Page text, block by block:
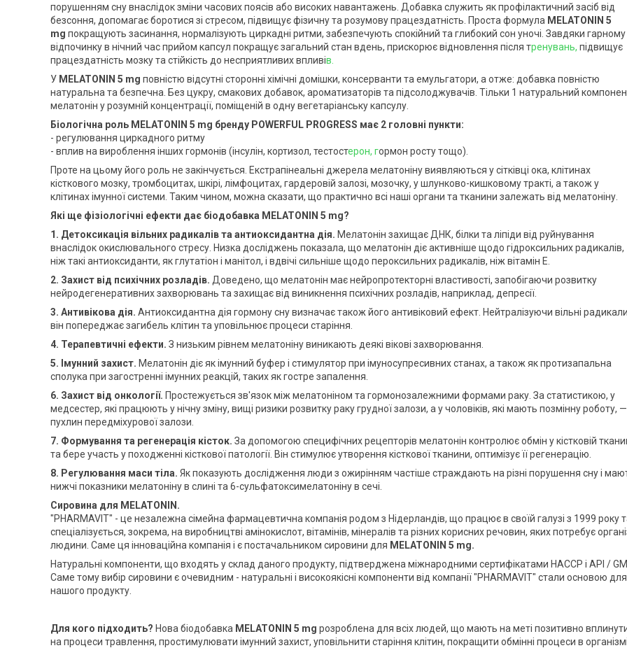
порушенням сну внаслідок зміни часових поясів або високих навантажень. Добавка служить як профілактичний засіб від
безсоння, допомагає боротися зі стресом, підвищує фізичну та розумову працездатність. Проста формула MELATONIN 5
mg покращують засинання, нормалізують циркадні ритми, забезпечують спокійний та глибокий сон уночі. Завдяки гарному
відпочинку в нічний час прийом капсул покращує загальний стан вдень, прискорює відновлення після тренувань, підвищує
працездатність мозку та стійкість до несприятливих впливів.
У MELATONIN 5 mg повністю відсутні сторонні хімічні домішки, консерванти та емульгатори, а отже: добавка повністю
натуральна та безпечна. Без цукру, смакових добавок, ароматизаторів та підсолоджувачів. Тільки 1 натуральний
мелатонін у розумній концентрації, поміщеній в одну вегетаріанську капсулу.
Біологічна роль MELATONIN 5 mg бренду POWERFUL PROGRESS має 2 головні пункти:
- регулювання циркадного ритму
- вплив на вироблення інших гормонів (інсулін, кортизол, тестостерон, гормон росту тощо).
Проте на цьому його роль не закінчується. Екстрапінеальні джерела мелатоніну виявляються у сітківці ока, клітинах
кісткового мозку, тромбоцитах, шкірі, лімфоцитах, гардеровій залозі, мозочку, у шлунково-кишковому тракті, а також у
клітинах імунної системи. Таким чином, можна сказати, що практично всі наші органи та тканини залежать від мелатоніну.
​Які ще фізіологічні ефекти дає біодобавка MELATONIN 5 mg?
1. Детоксикація вільних радикалів та антиоксидантна дія. Мелатонін захищає ДНК, білки та ліпіди від руйнування
внаслідок окислювального стресу. Низка досліджень показала, що мелатонін діє активніше щодо гідроксильних радикалів,
ніж такі антиоксиданти, як глутатіон і манітол, і вдвічі сильніше щодо пероксильних радикалів, ніж вітамін E.
2. Захист від психічних розладів. Доведено, що мелатонін має нейропротекторні властивості, запобігаючи розвитку
нейродегенеративних захворювань та захищає від виникнення психічних розладів, наприклад, депресії.
3. Антивікова дія. Антиоксидантна дія гормону сну визначає також його антивіковий ефект. Нейтралізуючи вільні
він попереджає загибель клітин та уповільнює процеси старіння.
4. Терапевтичні ефекти. З низьким рівнем мелатоніну виникають деякі вікові захворювання.
5. Імунний захист. Мелатонін діє як імунний буфер і стимулятор при імуносупресивних станах, а також як протизапальна
сполука при загостренні імунних реакцій, таких як гостре запалення.
6. Захист від онкології. Простежується зв'язок між мелатоніном та гормонозалежними формами раку. За статистикою, у
медсестер, які працюють у нічну зміну, вищі ризики розвитку раку грудної залози, а у чоловіків, які мають позмінну роботу, —
пухлин передміхурової залози.
7. Формування та регенерація кісток. За допомогою специфічних рецепторів мелатонін контролює обмін у кістковій
та бере участь у походженні кісткової патології. Він стимулює утворення кісткової тканини, оптимізує її регенерацію.
8. Регулювання маси тіла. Як показують дослідження люди з ожирінням частіше страждають на різні порушення сну і
нижчі показники мелатоніну в слині та 6-сульфатоксимелатоніну в сечі.
Сировина для MELATONIN.
"PHARMAVIT" - це незалежна сімейна фармацевтична компанія родом з Нідерландів, що працює в своїй галузі з 1999 року
спеціалізується, зокрема, на виробництві амінокислот, вітамінів, мінералів та різних корисних речовин, яких потребує
людини. Саме ця інноваційна компанія і є постачальником сировини для MELATONIN 5 mg.
Натуральні компоненти, що входять у склад даного продукту, підтверджена міжнародними сертифікатами HACCP і API /
Саме тому вибір сировини є очевидним - натуральні і високоякісні компоненти від компанії "PHARMAVIT" стали основою для
нашого продукту.
Для кого підходить? Нова біодобавка MELATONIN 5 mg розроблена для всіх людей, що мають на меті позитивно
на процеси травлення, простимулювати імунний захист, уповільнити старіння клітин, покращити обмінні процеси в організмі